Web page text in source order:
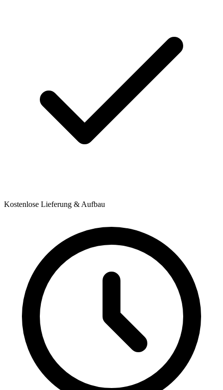
Kostenlose Lieferung & Aufbau